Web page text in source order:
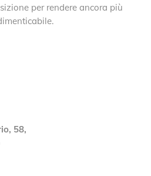
per rendere ancora più
58,